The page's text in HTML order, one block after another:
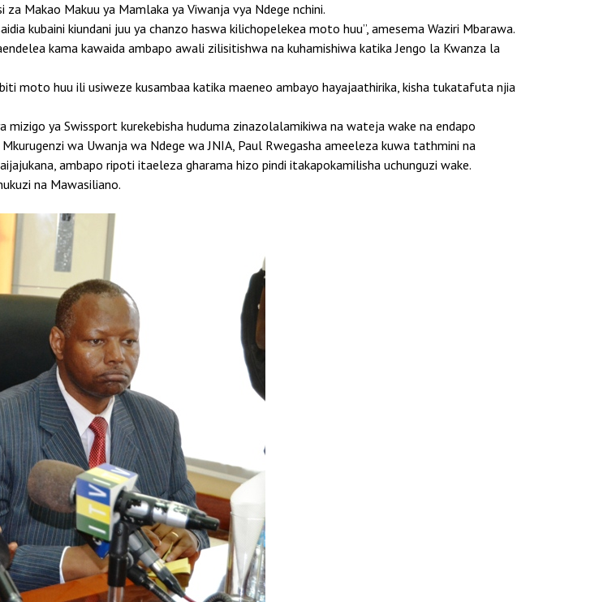
Makao Makuu ya Mamlaka ya Viwanja vya Ndege nchini.
kubaini kiundani juu ya chanzo haswa kilichopelekea moto huu”, amesema Waziri Mbarawa.
kama kawaida ambapo awali zilisitishwa na kuhamishiwa katika Jengo la Kwanza la
moto huu ili usiweze kusambaa katika maeneo ambayo hayajaathirika, kisha tukatafuta njia
ya Swissport kurekebisha huduma zinazolalamikiwa na wateja wake na endapo
wa Uwanja wa Ndege wa JNIA, Paul Rwegasha ameeleza kuwa tathmini na
ambapo ripoti itaeleza gharama hizo pindi itakapokamilisha uchunguzi wake.
na Mawasiliano.